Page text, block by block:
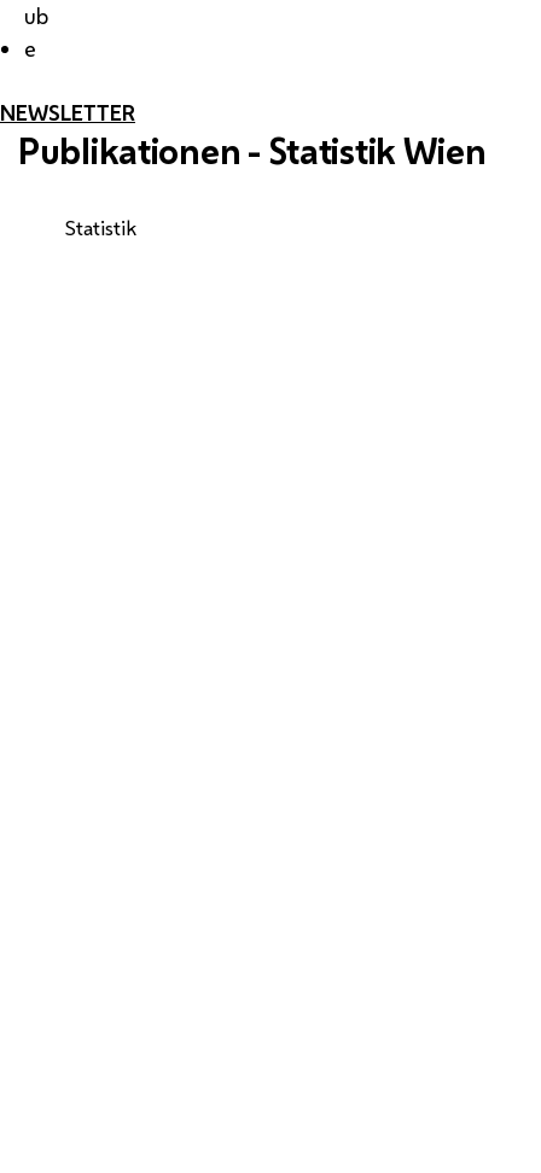
ub
e
NEWSLETTER
Publikationen - Statistik Wien
Statistik